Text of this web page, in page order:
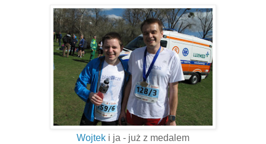
Wojtek i ja - już z medalem